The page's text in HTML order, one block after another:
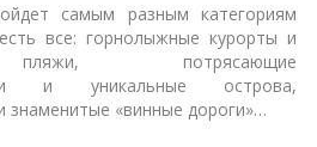
самым разным категориям
все: горнолыжные курорты и
пляжи, потрясающие
и уникальные острова,
знаменитые «винные дороги»…